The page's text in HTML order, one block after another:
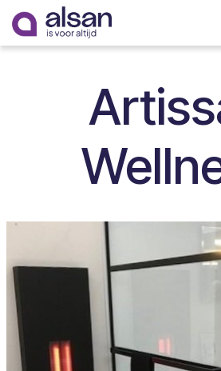
Overslaan naar inhoud